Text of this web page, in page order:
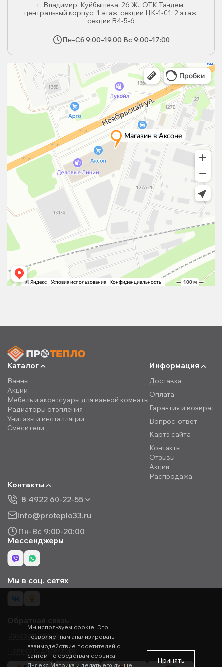
г. Владимир, Куйбышева, 26 Ж., ОТК Тандем,
центральный корпус, 1 этаж, секции ЦК-1-01; 2 этаж,
секции В4-5-6
Пн–Сб 9:00–19:00 Вс 9:00–17:00
Каталог
Ванны
Акции
Мебель и аксессуары для ванной комнаты
Радиаторы отопления
Унитазы и инсталляции
Смесители
Информация
Доставка
Оплата
Гарантия и возврат
Вопрос-ответ
Карта сайта
Контакты
Отзывы
Акции
Распродажа
Контакты
8 4922 60-22-55
info@proteplo33.ru
Пн-Вс 9:00-20:00
Мессенджеры
Мы в соц. сетях
Обратная связь
Заказать звонок
Написать директору
Мы используем cookie. Это
позволяет нам анализировать
взаимодействие посетителей с
сайтом по средствам сервиса
Яндекс Метрика и делать его лучше.
Принять